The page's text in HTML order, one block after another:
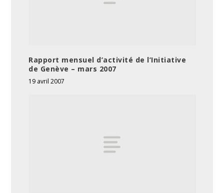
Rapport mensuel d’activité de l’Initiative
de Genève – mars 2007
19 avril 2007